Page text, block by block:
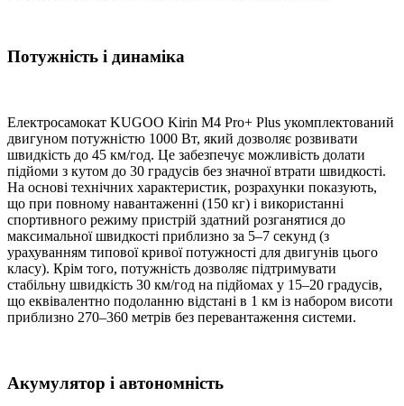
Потужність і динаміка
Електросамокат KUGOO Kirin M4 Pro+ Plus укомплектований
двигуном потужністю 1000 Вт, який дозволяє розвивати
швидкість до 45 км/год. Це забезпечує можливість долати
підйоми з кутом до 30 градусів без значної втрати швидкості.
На основі технічних характеристик, розрахунки показують,
що при повному навантаженні (150 кг) і використанні
спортивного режиму пристрій здатний розганятися до
максимальної швидкості приблизно за 5–7 секунд (з
урахуванням типової кривої потужності для двигунів цього
класу). Крім того, потужність дозволяє підтримувати
стабільну швидкість 30 км/год на підйомах у 15–20 градусів,
що еквівалентно подоланню відстані в 1 км із набором висоти
приблизно 270–360 метрів без перевантаження системи.
Акумулятор і автономність